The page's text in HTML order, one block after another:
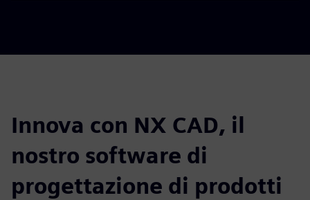
Innova con NX CAD, il
nostro software di
progettazione di prodotti